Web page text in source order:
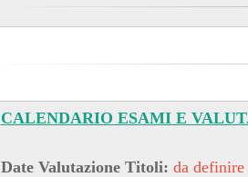
CALENDARIO ESAMI E
Date Valutazione Titoli: da definire